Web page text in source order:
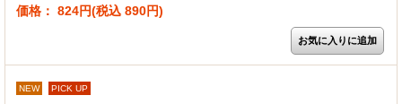
価格： 824円(税込 890円)
NEW PICK UP